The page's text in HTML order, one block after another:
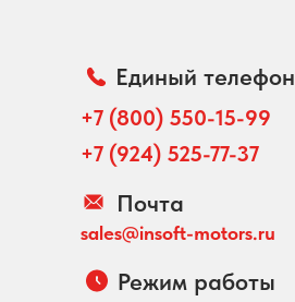
Единый телефон
+7 (800) 550-15-99
+7 (924) 525-77-37
Почта
sales@insoft-motors.ru
Режим работы